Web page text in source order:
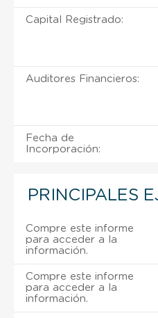
Capital Registrado:
Auditores Financieros:
Fecha de
Incorporación:
PRINCIPALES
Compre este informe
para acceder a la
información.
Compre este informe
para acceder a la
información.